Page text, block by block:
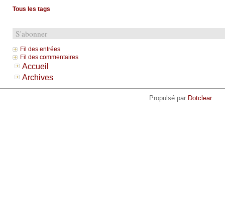
Tous les tags
S'abonner
Fil des entrées
Fil des commentaires
Accueil
Archives
Propulsé par Dotclear